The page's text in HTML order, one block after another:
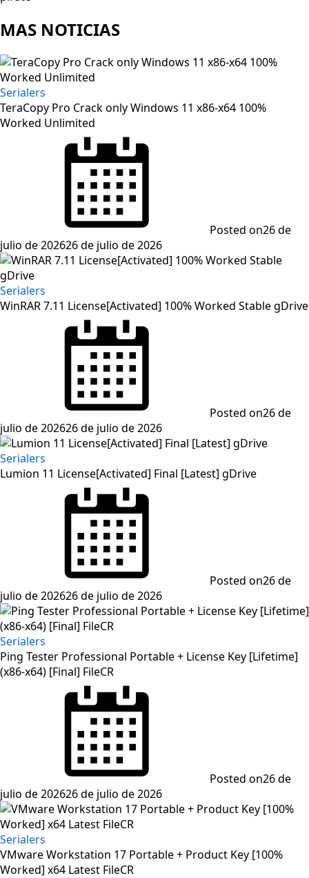
MAS NOTICIAS
Serialers
TeraCopy Pro Crack only Windows 11 x86-x64 100%
Worked Unlimited
Posted on26 de
julio de 202626 de julio de 2026
Serialers
WinRAR 7.11 License[Activated] 100% Worked Stable gDrive
Posted on26 de
julio de 202626 de julio de 2026
Serialers
Lumion 11 License[Activated] Final [Latest] gDrive
Posted on26 de
julio de 202626 de julio de 2026
Serialers
Ping Tester Professional Portable + License Key [Lifetime]
(x86-x64) [Final] FileCR
Posted on26 de
julio de 202626 de julio de 2026
Serialers
VMware Workstation 17 Portable + Product Key [100%
Worked] x64 Latest FileCR